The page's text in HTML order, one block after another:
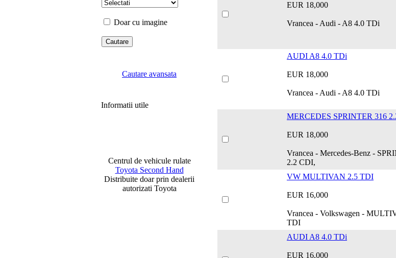
Doar cu imagine
Cautare avansata
Informatii utile
Centrul de vehicule rulate
Toyota Second Hand
Distribuite doar prin dealerii
autorizati Toyota
EUR 18,000
Vrancea - Audi - A8 4.0 TDi
AUDI A8 4.0 TDi
EUR 18,000
Vrancea - Audi - A8 4.0 TDi
MERCEDES SPRINTER 316
EUR 18,000
Vrancea - Mercedes-Benz -
2.2 CDI,
VW MULTIVAN 2.5 TDI
EUR 16,000
Vrancea - Volkswagen -
TDI
AUDI A8 4.0 TDi
EUR 16,000